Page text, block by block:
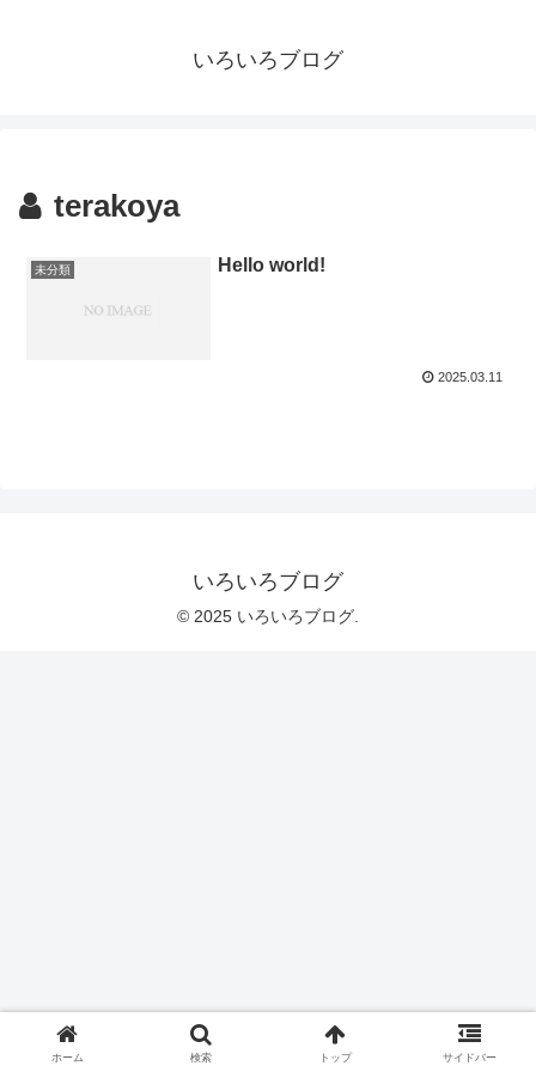
いろいろブログ
terakoya
未分類 Hello world!
2025.03.11
いろいろブログ
© 2025 いろいろブログ.
ホーム 検索 トップ サイドバー